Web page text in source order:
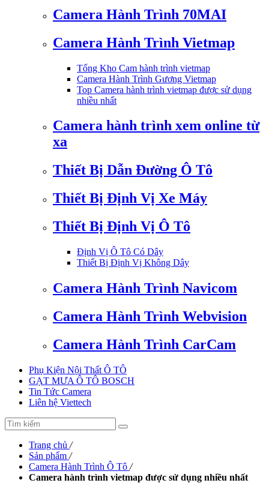
Camera Hành Trình 70MAI
Camera Hành Trình Vietmap
Tổng Kho Cam hành trình vietmap
Camera Hành Trình Gương Vietmap
Top Camera hành trình vietmap được sử dụng
nhiều nhất
Camera hành trình xem online từ
xa
Thiết Bị Dẫn Đường Ô Tô
Thiết Bị Định Vị Xe Máy
Thiết Bị Định Vị Ô Tô
Định Vị Ô Tô Có Dây
Thiết Bị Định Vị Không Dây
Camera Hành Trình Navicom
Camera Hành Trình Webvision
Camera Hành Trình CarCam
Phụ Kiện Nội Thất Ô TÔ
GẠT MƯA Ô TÔ BOSCH
Tin Tức Camera
Liên hệ Viettech
Trang chủ /
Sản phẩm /
Camera Hành Trình Ô Tô /
Camera hành trình vietmap được sử dụng nhiều nhất